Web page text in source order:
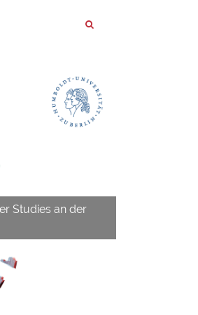
Studies an der